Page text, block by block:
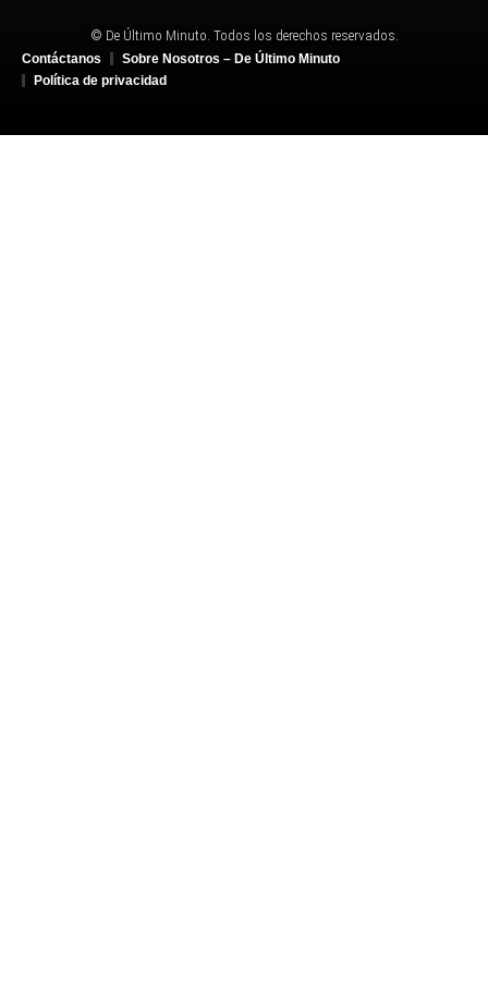
© De Último Minuto. Todos los derechos reservados.
Contáctanos
Sobre Nosotros – De Último Minuto
Política de privacidad